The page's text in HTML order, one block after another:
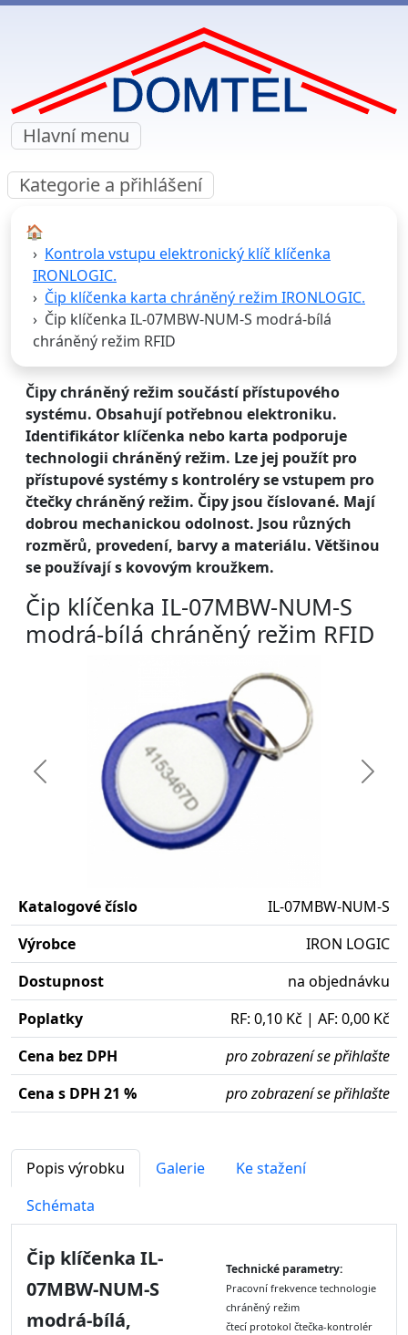
Hlavní menu
Kategorie a přihlášení
🏠︎
Kontrola vstupu elektronický klíč klíčenka
IRONLOGIC.
Čip klíčenka karta chráněný režim IRONLOGIC.
Čip klíčenka IL-07MBW-NUM-S modrá-bílá
chráněný režim RFID
Čipy chráněný režim součástí přístupového
systému. Obsahují potřebnou elektroniku.
Identifikátor klíčenka nebo karta podporuje
technologii chráněný režim. Lze jej použít pro
přístupové systémy s kontroléry se vstupem pro
čtečky chráněný režim. Čipy jsou číslované. Mají
dobrou mechanickou odolnost. Jsou různých
rozměrů, provedení, barvy a materiálu. Většinou
se používají s kovovým kroužkem.
Čip klíčenka IL-07MBW-NUM-S
modrá-bílá chráněný režim RFID
Předchozí Další
Katalogové číslo
IL-07MBW-NUM-S
Výrobce
IRON LOGIC
Dostupnost
na objednávku
Poplatky
RF: 0,10 Kč | AF: 0,00 Kč
Cena bez DPH
pro zobrazení se přihlašte
Cena s DPH 21 %
pro zobrazení se přihlašte
Popis výrobku Galerie
Ke stažení
Schémata
Čip klíčenka IL-
07MBW-NUM-S
modrá-bílá,
Technické parametry:
Pracovní frekvence technologie
chráněný režim
čtecí protokol čtečka-kontrolér